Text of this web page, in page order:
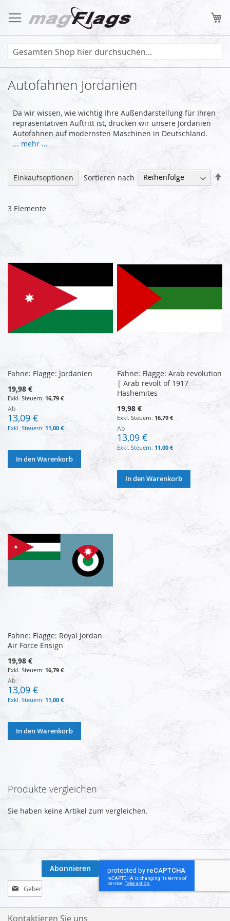
Inhalt
springen
Autofahnen Jordanien
Da wir wissen, wie wichtig Ihre Außendarstellung für Ihren
repräsentativen Auftritt ist, drucken wir unsere Jordanien
Autofahnen auf modernsten Maschinen in Deutschland.
... mehr ...
3 Elemente
Sortieren nach
Fahne: Flagge: Jordanien
19,98 €
16,79 €
Ab
13,09 €
11,00 €
In den Warenkorb
Fahne: Flagge: Arab revolution
| Arab revolt of 1917
Hashemites
19,98 €
16,79 €
Ab
13,09 €
11,00 €
In den Warenkorb
Fahne: Flagge: Royal Jordan
Air Force Ensign
19,98 €
16,79 €
Ab
13,09 €
11,00 €
In den Warenkorb
Einkaufsoptionen
Produkte vergleichen
Sie haben keine Artikel zum vergleichen.
Melden
Sie
sich
für
Abonnieren
Kontaktieren Sie uns